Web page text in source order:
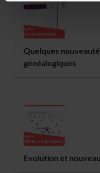
Quelques
généalogiques
Evolution et